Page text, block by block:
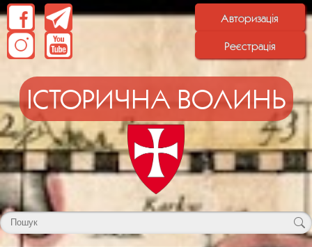
Авторизація
Реєстрація
ІСТОРИЧНА ВОЛИНЬ